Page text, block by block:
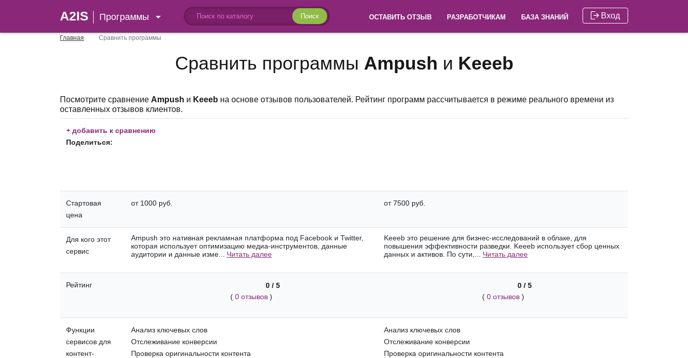
A2IS Программы ОСТАВИТЬ ОТЗЫВ РАЗРАБОТЧИКАМ БАЗА ЗНАНИЙ
Поиск Вход
Главная Сравнить программы
Сравнить программы Ampush и Keeeb
Посмотрите сравнение Ampush и Keeeb на основе отзывов пользователей. Рейтинг программ рассчитывается в режиме реального времени из
оставленных отзывов клиентов.
+ добавить к сравнению
Поделиться:
Стартовая
цена
от 1000 руб. от 7500 руб.
Для кого этот
сервис
Ampush это нативная рекламная платформа под Facebook и Twitter,
которая использует оптимизацию медиа-инструментов, данные
аудитории и данные изме... Читать далее
Keeeb это решение для бизнес-исследований в облаке, для
повышения эффективности разведки. Keeeb использует сбор ценных
данных и активов. По сути,... Читать далее
Рейтинг
0 / 5
( 0 отзывов )
0 / 5
( 0 отзывов)
Функции
сервисов для
контент-
Анализ ключевых слов
Отслеживание конверсии
Проверка оригинальности контента
Анализ ключевых слов
Отслеживание конверсии
Проверка оригинальности контента